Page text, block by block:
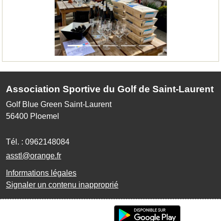
Association Sportive du Golf de Saint-Laurent
Golf Blue Green Saint-Laurent
56400 Ploemel
Tél. : 0962148084
asstl@orange.fr
Informations légales
Signaler un contenu inapproprié